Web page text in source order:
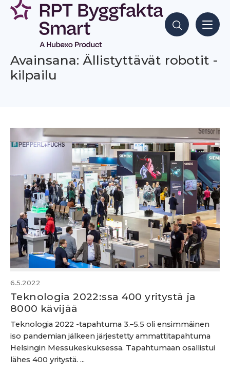
Siirry
sisältöön
Hae sisältöjä
Avainsana: Ällistyttävät robotit -
kilpailu
6.5.2022
Teknologia 2022:ssa 400 yritystä ja
8000 kävijää
Teknologia 2022 -tapahtuma 3.–5.5 oli ensimmäinen
iso pandemian jälkeen järjestetty ammattitapahtuma
Helsingin Messukeskuksessa. Tapahtumaan osallistui
lähes 400 yritystä. ...